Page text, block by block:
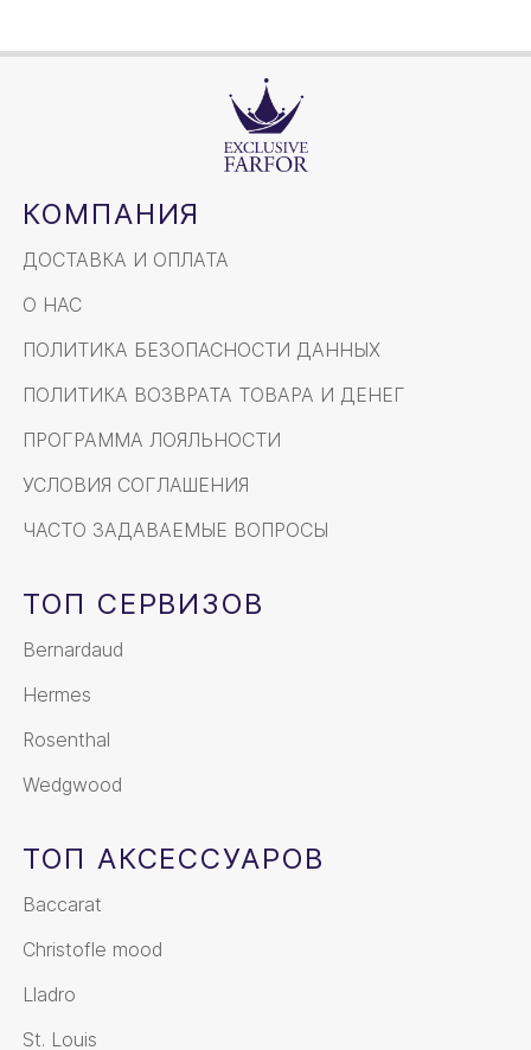
КОМПАНИЯ
ДОСТАВКА И ОПЛАТА
О НАС
ПОЛИТИКА БЕЗОПАСНОСТИ ДАННЫХ
ПОЛИТИКА ВОЗВРАТА ТОВАРА И ДЕНЕГ
ПРОГРАММА ЛОЯЛЬНОСТИ
УСЛОВИЯ СОГЛАШЕНИЯ
ЧАСТО ЗАДАВАЕМЫЕ ВОПРОСЫ
ТОП СЕРВИЗОВ
Bernardaud
Hermes
Rosenthal
Wedgwood
ТОП АКСЕССУАРОВ
Baccarat
Christofle mood
Lladro
St. Louis